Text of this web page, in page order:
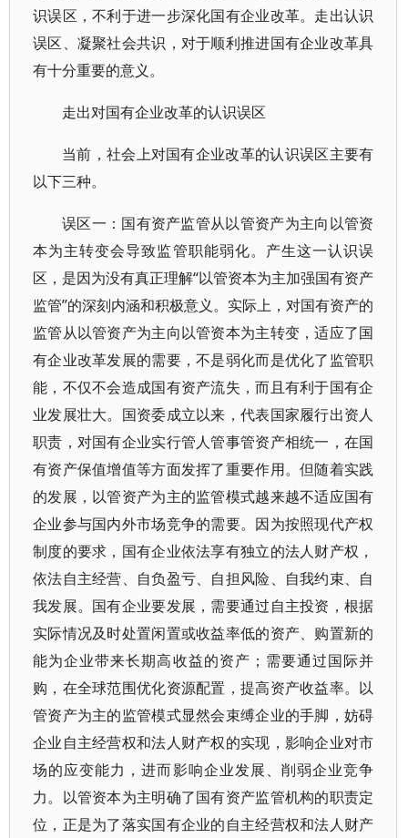
识误区，不利于进一步深化国有企业改革。走出认识
误区、凝聚社会共识，对于顺利推进国有企业改革具
有十分重要的意义。
走出对国有企业改革的认识误区
当前，社会上对国有企业改革的认识误区主要有
以下三种。
误区一：国有资产监管从以管资产为主向以管资
本为主转变会导致监管职能弱化。产生这一认识误
区，是因为没有真正理解“以管资本为主加强国有资产
监管”的深刻内涵和积极意义。实际上，对国有资产的
监管从以管资产为主向以管资本为主转变，适应了国
有企业改革发展的需要，不是弱化而是优化了监管职
能，不仅不会造成国有资产流失，而且有利于国有企
业发展壮大。国资委成立以来，代表国家履行出资人
职责，对国有企业实行管人管事管资产相统一，在国
有资产保值增值等方面发挥了重要作用。但随着实践
的发展，以管资产为主的监管模式越来越不适应国有
企业参与国内外市场竞争的需要。因为按照现代产权
制度的要求，国有企业依法享有独立的法人财产权，
依法自主经营、自负盈亏、自担风险、自我约束、自
我发展。国有企业要发展，需要通过自主投资，根据
实际情况及时处置闲置或收益率低的资产、购置新的
能为企业带来长期高收益的资产；需要通过国际并
购，在全球范围优化资源配置，提高资产收益率。以
管资产为主的监管模式显然会束缚企业的手脚，妨碍
企业自主经营权和法人财产权的实现，影响企业对市
场的应变能力，进而影响企业发展、削弱企业竞争
力。以管资本为主明确了国有资产监管机构的职责定
位，正是为了落实国有企业的自主经营权和法人财产